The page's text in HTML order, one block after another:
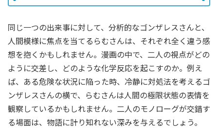
同じ一つの出来事に対して、分析的なゴンザレスさんと、
人間模様に焦点を当てるらむさんは、それぞれ全く違う感
想を抱くかもしれません。漫画の中で、二人の視点がどの
ように交差し、どのような化学反応を起こすのか。例え
ば、ある危険な状況に陥った時、冷静に対処法を考えるゴ
ンザレスさんの横で、らむさんは人間の極限状態の表情を
観察しているかもしれません。二人のモノローグが交錯す
る場面は、物語に計り知れない深みを与えるでしょう。